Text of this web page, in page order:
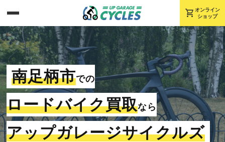
shopping_cart オンライン
ショップ
南足柄市での
ロードバイク買取なら
アップガレージサイクルズ